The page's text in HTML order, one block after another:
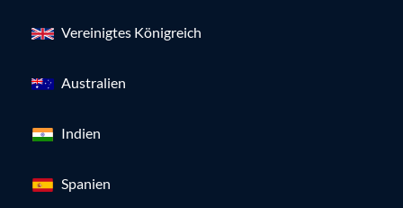
Vereinigtes Königreich
Australien
Indien
Spanien